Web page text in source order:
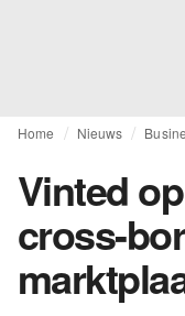
Home Nieuws
Vinted
cross-